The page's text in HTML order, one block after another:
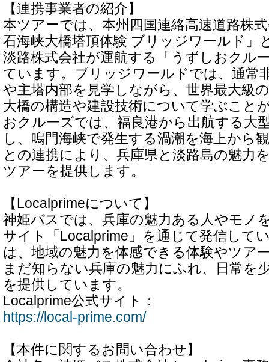
【連携事業者の紹介】
本ツアーでは、本州四国連絡高速道路株
石海峡大橋塔頂体験 ブリッジワールド」
淡路株式会社が運航する「うずしおクル
ています。ブリッジワールドでは、通常
や主塔内部を見学しながら、世界最大級
大橋の構造や建設技術について学ぶこと
おクルーズでは、福良港から出航する大
し、鳴門海峡で発生する渦潮を海上から
との連携により、兵庫県と淡路島の魅力
ツアーを提供します。
【Localprimeについて】
神姫バスでは、兵庫の魅力ある人やモノ
サイト「Localprime」を通じて発信して
は、地域の魅力を体感できる体験やツア
まだ知らない兵庫の魅力にふれ、日常を
を提供しています。
Localprime公式サイト：
https://local-prime.com/
【本件に関するお問い合わせ】